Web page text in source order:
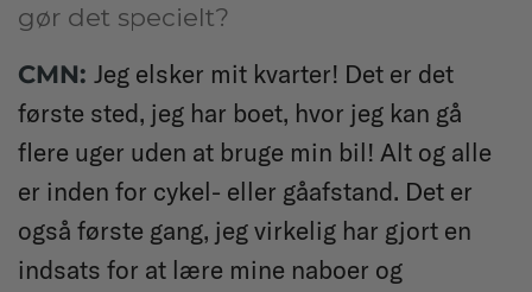
gør det specielt?
CMN: Jeg elsker mit kvarter! Det er det
første sted, jeg har boet, hvor jeg kan gå
flere uger uden at bruge min bil! Alt og alle
er inden for cykel- eller gåafstand. Det er
også første gang, jeg virkelig har gjort en
indsats for at lære mine naboer og